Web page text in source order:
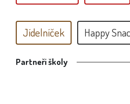
Jídelníček Happy
Partneři školy